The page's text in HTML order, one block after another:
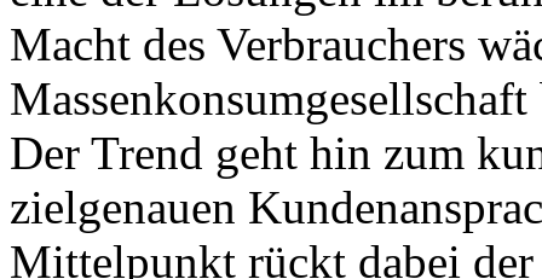
Macht des Verbrauchers
Der Trend geht hin zum
zielgenauen
Mittelpunkt rückt dabei der